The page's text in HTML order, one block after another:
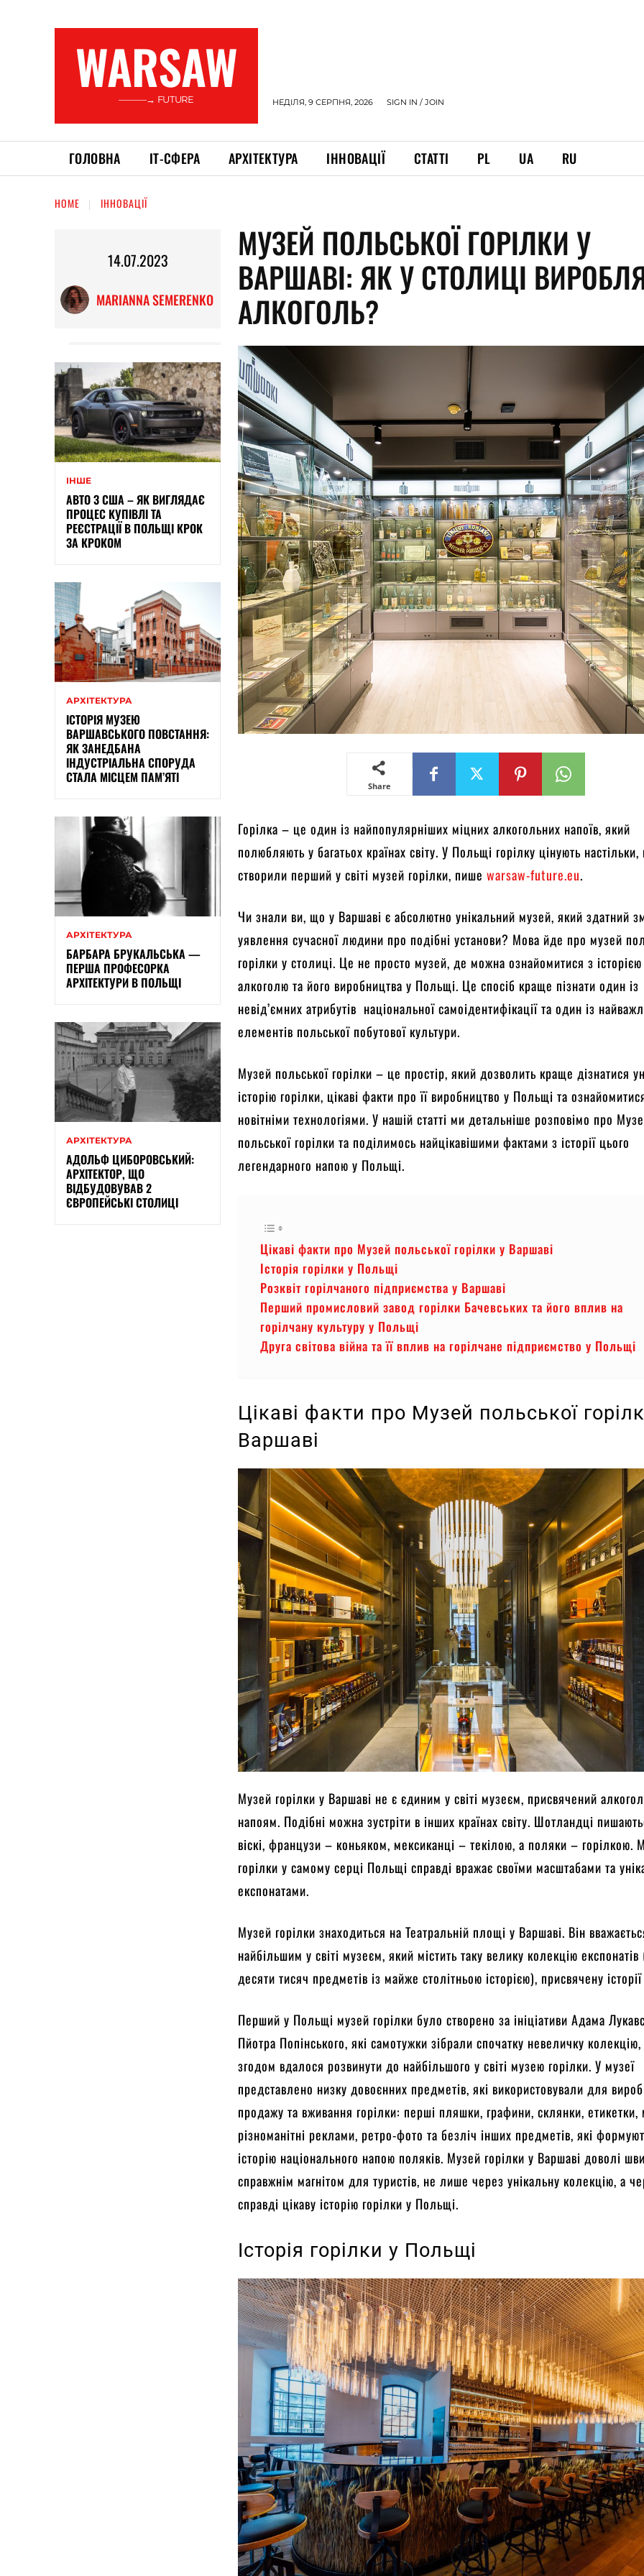
WARSAW
———→ FUTURE НЕДІЛЯ, 9 СЕРПНЯ, 2026 SIGN IN / JOIN
ГОЛОВНА ІТ-СФЕРА АРХІТЕКТУРА ІННОВАЦІЇ СТАТТІ PL UA RU
HOME ІННОВАЦІЇ
14.07.2023
MARIANNA SEMERENKO
ІНШЕ
АВТО З США – ЯК ВИГЛЯДАЄ
ПРОЦЕС КУПІВЛІ ТА
РЕЄСТРАЦІЇ В ПОЛЬЩІ КРОК
ЗА КРОКОМ
АРХІТЕКТУРА
ІСТОРІЯ МУЗЕЮ
ВАРШАВСЬКОГО ПОВСТАННЯ:
ЯК ЗАНЕДБАНА
ІНДУСТРІАЛЬНА СПОРУДА
СТАЛА МІСЦЕМ ПАМ’ЯТІ
АРХІТЕКТУРА
БАРБАРА БРУКАЛЬСЬКА —
ПЕРША ПРОФЕСОРКА
АРХІТЕКТУРИ В ПОЛЬЩІ
АРХІТЕКТУРА
АДОЛЬФ ЦИБОРОВСЬКИЙ:
АРХІТЕКТОР, ЩО
ВІДБУДОВУВАВ 2
ЄВРОПЕЙСЬКІ СТОЛИЦІ
МУЗЕЙ ПОЛЬСЬКОЇ ГОРІЛКИ У
ВАРШАВІ: ЯК У СТОЛИЦІ
АЛКОГОЛЬ?
Share
Горілка – це один із найпопулярніших міцних алкогольних напоїв, який
полюбляють у багатьох країнах світу. У Польщі горілку цінують
створили перший у світі музей горілки, пишеwarsaw-future.eu.
Чи знали ви, що у Варшаві є абсолютно унікальний музей, який здатний
уявлення сучасної людини про подібні установи? Мова йде про музей
горілки у столиці. Це не просто музей, де можна ознайомитися з історією
алкоголю та його виробництва у Польщі. Це спосіб краще пізнати один із
невід’ємних атрибутів національної самоідентифікації та один із
елементів польської побутової культури.
Музей польської горілки – це простір, який дозволить краще дізнатися
історію горілки, цікаві факти про її виробництво у Польщі та
новітніми технологіями. У нашій статті ми детальніше розповімо про
польської горілки та поділимось найцікавішими фактами з історії цього
легендарного напою у Польщі.
Цікаві факти про Музей польської горілки у Варшаві
Історія горілки у Польщі
Розквіт горілчаного підприємства у Варшаві
Перший промисловий завод горілки Бачевських та його вплив на
горілчану культуру у Польщі
Друга світова війна та її вплив на горілчане підприємство у Польщі
Цікаві факти про Музей польської
Варшаві
Музей горілки у Варшаві не є єдиним у світі музеєм, присвячений
напоям. Подібні можна зустріти в інших країнах світу. Шотландці
віскі, французи – коньяком, мексиканці – текілою, а поляки – горілкою.
горілки у самому серці Польщі справді вражає своїми масштабами та
експонатами.
Музей горілки знаходиться на Театральній площі у Варшаві. Він
найбільшим у світі музеєм, який містить таку велику колекцію
десяти тисяч предметів із майже столітньою історією), присвячену
Перший у Польщі музей горілки було створено за ініціативи Адама
Пйотра Попінського, які самотужки зібрали спочатку невеличку
згодом вдалося розвинути до найбільшого у світі музею горілки. У музеї
представлено низку довоєнних предметів, які використовували для
продажу та вживання горілки: перші пляшки, графини, склянки,
різноманітні реклами, ретро-фото та безліч інших предметів, які
історію національного напою поляків. Музей горілки у Варшаві доволі
справжнім магнітом для туристів, не лише через унікальну колекцію, а
справді цікаву історію горілки у Польщі.
Історія горілки у Польщі